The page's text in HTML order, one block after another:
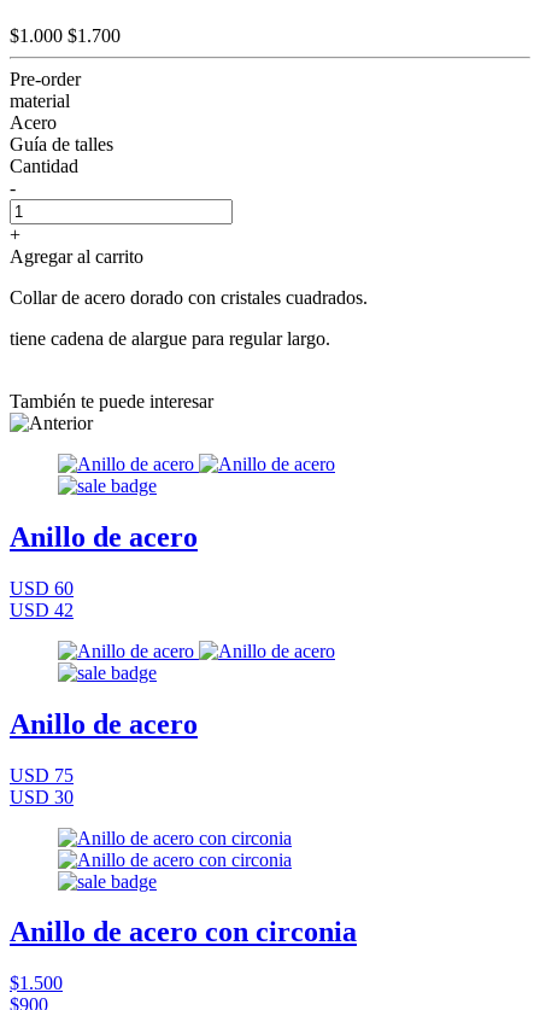
$1.000 $1.700
Pre-order
material
Acero
Guía de talles
Cantidad
-
+
Agregar al carrito
Collar de acero dorado con cristales cuadrados.
tiene cadena de alargue para regular largo.
También te puede interesar
Anillo de acero
USD 60
USD 42
Anillo de acero
USD 75
USD 30
Anillo de acero con circonia
$1.500
$900